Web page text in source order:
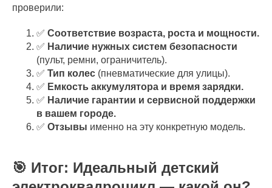
проверили:
✅ Соответствие возраста, роста и мощности.
✅ Наличие нужных систем безопасности
(пульт, ремни, ограничитель).
✅ Тип колес (пневматические для улицы).
✅ Емкость аккумулятора и время зарядки.
✅ Наличие гарантии и сервисной поддержки
в вашем городе.
✅ Отзывы именно на эту конкретную модель.
🎯 Итог: Идеальный детский